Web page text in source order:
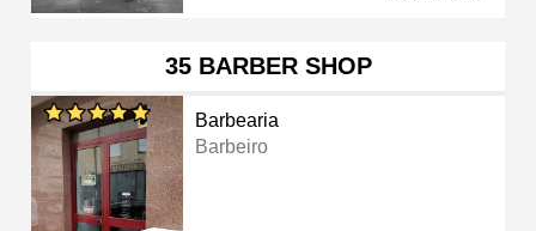
35 BARBER SHOP
Barbearia
Barbeiro